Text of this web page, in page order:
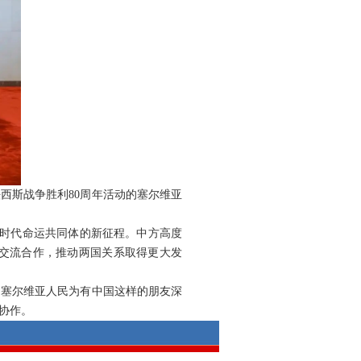
斯战争胜利80周年活动的塞尔维亚
代命运共同体的新征程。中方高度
流合作，推动两国关系取得更大发
尔维亚人民为有中国这样的朋友深
作。